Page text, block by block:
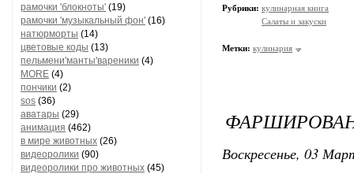
рамочки 'блокноты' (19)
рамочки 'музыкальный фон' (16)
натюрморты (14)
цветовые коды (13)
пельмени'манты'вареники (4)
MORE (4)
пончики (2)
sos (36)
аватары (29)
анимация (462)
в мире животных (26)
видеоролики (90)
видеоролики про животных (45)
Рубрики: кулинарная книга
Салаты и закуски
Метки: кулинария
Воскресенье, 03